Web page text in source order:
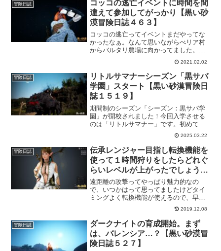
冒険日誌
コッコの逃亡イベントに時間を間
違えて参加してがっかり【黒い砂
漠冒険日誌４６３】
コッコの逃亡ってイベントまだやってな
かったなぁ。なんて思いながらべリア村
からバルタリ農場に向かってました。夜
にｗ完全に夜なのにそれでも気付かず、
バルタリ農場で依頼を受けてから気付
く。いつものおとぼけな私でした。
2021.02.02
冒険日誌
リトルサマナーシーズン「黒サバ
学園」スタート【黒い砂漠冒険日
誌１５１９】
期間制のシーズン「シーズン：黒サバ学
園」が開校されました！今回入学させる
のは「リトルサマナー」です。初めての
キャラなので操作に慣れる意味でもシー
ズンは最適かと思います。なにより黒狼
に乗ってみたい！というのもリトルサマ
ナーを使いたい理由の一つだったりもし
ますｗ
2025.03.22
冒険日誌
伝承レンジャー目指し転換機能を
使って１時間狩りをしたらどれぐ
らいレベルが上がったでしょう
【黒い砂漠冒険日誌１１４】
遠距離の攻撃ってやっぱり魅力的なの
で、いつかはって思ってましたけどタイ
ミングよく転換機能が使えるので、早速
2019.12.08
冒険日誌
ダークナイトの育成開始。まず
は、バレンシア…？【黒い砂漠冒
険日誌５２７】